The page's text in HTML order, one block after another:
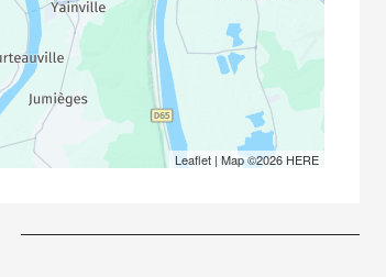
Leaflet| Map ©2026 HERE